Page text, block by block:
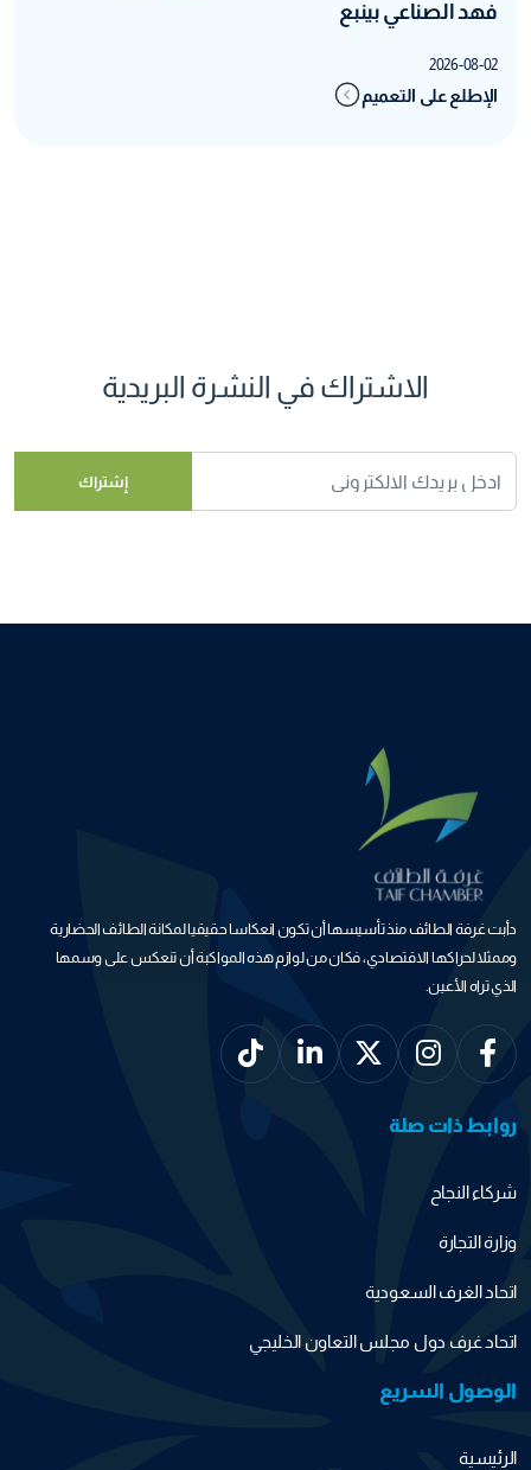
فهد الصناعي بينبع
2026-08-02
الإطلع على التعميم
الاشتراك في النشرة البريدية
إشتراك
دأبت غرفة الطائف منذ تأسيسها أن تكون انعكاسا حقيقيا لمكانة الطائف الحضارية
وممثلا لحراكها الاقتصادي، فكان من لوازم هذه المواكبة أن تنعكس على وسمها
الذي تراه الأعين.
روابط ذات صلة
شركاء النجاح
وزارة التجارة
اتحاد الغرف السعودية
اتحاد غرف دول مجلس التعاون الخليجي
الوصول السريع
الرئيسية